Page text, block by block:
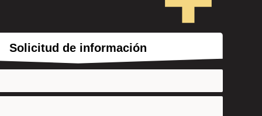
Solicitud de información